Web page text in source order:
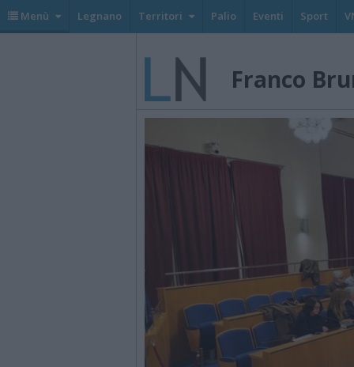
Menù Legnano Territori Palio Eventi Sport
Franco